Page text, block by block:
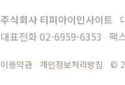
주식회사 티피아이인사이트
대표전화02-6959-6353 팩
이용약관 개인정보처리방침 ©